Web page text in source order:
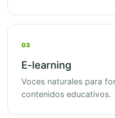
03
E-learning
Voces naturales para
contenidos educativos.